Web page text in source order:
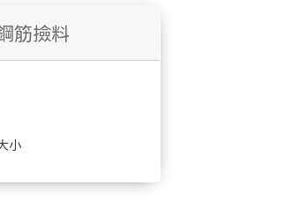
筋撿料
小